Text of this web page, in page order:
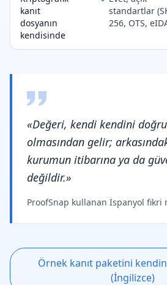
kanıt
dosyanın
kendisinde
standartlar
256, OTS,
«Değeri, kendi kendini
olmasından gelir;
kurumun itibarına ya da
değildir.»
ProofSnap kullanan İspanyol fikri
Örnek kanıt paketini
(İngilizce)